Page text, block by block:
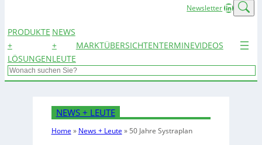
NewsletterLinkedIn
PRODUKTE
+
LÖSUNGEN
NEWS
+
LEUTE
MARKTÜBERSICHTENTERMINEVIDEOS
Search
NEWS + LEUTE
Home » News + Leute » 50 Jahre Systraplan